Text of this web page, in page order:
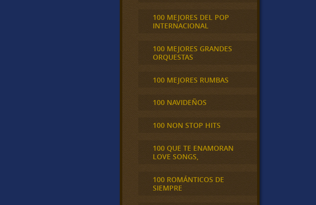
100 MEJORES DEL POP
INTERNACIONAL
100 MEJORES GRANDES
ORQUESTAS
100 MEJORES RUMBAS
100 NAVIDEÑOS
100 NON STOP HITS
100 QUE TE ENAMORAN
LOVE SONGS,
100 ROMÁNTICOS DE
SIEMPRE